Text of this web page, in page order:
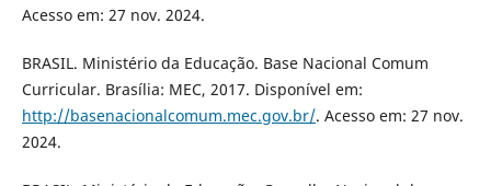
Acesso em: 27 nov. 2024.
BRASIL. Ministério da Educação. Base Nacional Comum
Curricular. Brasília: MEC, 2017. Disponível em:
http://basenacionalcomum.mec.gov.br/. Acesso em: 27 nov.
2024.